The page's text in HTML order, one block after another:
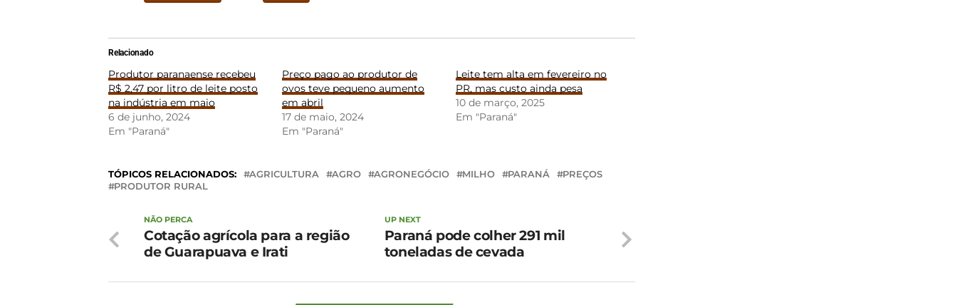
Relacionado
Produtor paranaense recebeu
R$ 2,47 por litro de leite posto
na indústria em maio
6 de junho, 2024
Em "Paraná"
Preço pago ao produtor de
ovos teve pequeno aumento
em abril
17 de maio, 2024
Em "Paraná"
Leite tem alta em fevereiro no
PR, mas custo ainda pesa
10 de março, 2025
Em "Paraná"
TÓPICOS RELACIONADOS: AGRICULTURA AGRO AGRONEGÓCIO MILHO PARANÁ
PREÇOS
PRODUTOR RURAL
UP NEXT
Paraná pode colher 291 mil
toneladas de cevada
NÃO PERCA
Cotação agrícola para a região
de Guarapuava e Irati